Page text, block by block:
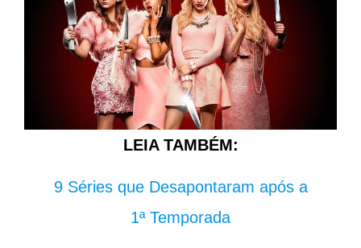
LEIA TAMBÉM:
9 Séries que Desapontaram após a
1ª Temporada